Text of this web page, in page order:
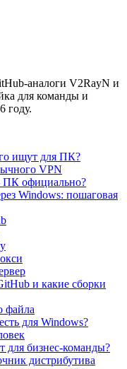
аналоги V2RayN и
для команды и
году.
ищут для ПК?
VPN
ПК официально?
Windows: пошаговая
и какие сборки
файла
для Windows?
для бизнес-команды?
дистрибутива